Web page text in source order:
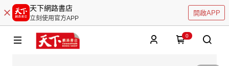
天下網路書店
立刻使用官方APP
開啟APP
0